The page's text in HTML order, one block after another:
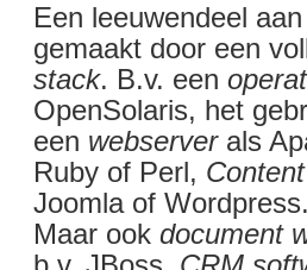
Een leeuwendeel
gemaakt door een
stack. B.v. een
OpenSolaris, het
een webserverals
Ruby of Perl,
Joomla of Wordpress.
Maar ookdocument